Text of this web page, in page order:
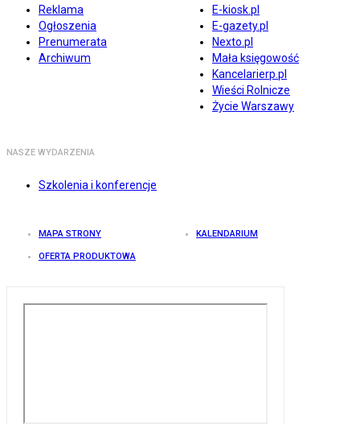
Reklama
Ogłoszenia
Prenumerata
Archiwum
E-kiosk.pl
E-gazety.pl
Nexto.pl
Mała księgowość
Kancelarierp.pl
Wieści Rolnicze
Życie Warszawy
NASZE WYDARZENIA
Szkolenia i konferencje
MAPA STRONY KALENDARIUM
OFERTA PRODUKTOWA